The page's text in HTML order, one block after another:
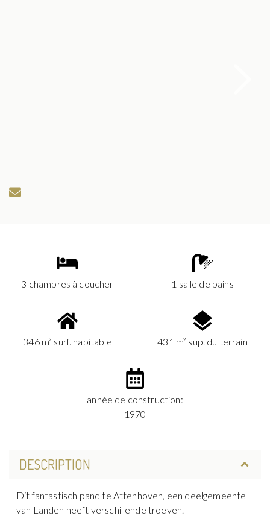
3 chambres à coucher 1 salle de bains
346 m² surf. habitable 431 m² sup. du terrain
année de construction:
1970
DESCRIPTION
Dit fantastisch pand te Attenhoven, een deelgemeente
van Landen heeft verschillende troeven.